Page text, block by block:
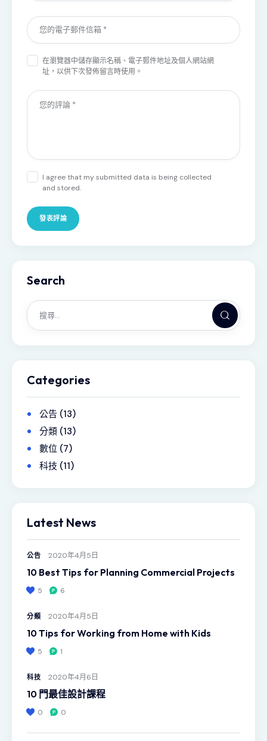
在瀏覽器中儲存顯示名稱、電子郵件地址及個人網站網
址，以供下次發佈留言時使用。
I agree that my submitted data is being collected
and stored.
Search
Categories
公告 (13)
分類 (13)
數位 (7)
科技 (11)
Latest News
公告 2020年4月5日
10 Best Tips for Planning Commercial Projects
5 6
分類 2020年4月5日
10 Tips for Working from Home with Kids
5 1
科技 2020年4月6日
10 門最佳設計課程
0 0